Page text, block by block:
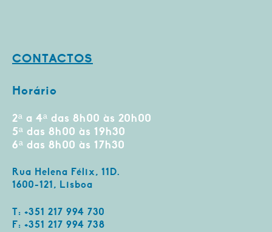
CONTACTOS
Horário
2ª a 4ª das 8h00 às 20h00
5ª das 8h00 às 19h30
6ª das 8h00 às 17h30
Rua Helena Félix, 11D.
1600-121, Lisboa
T: +351 217 994 730
F: +351 217 994 738